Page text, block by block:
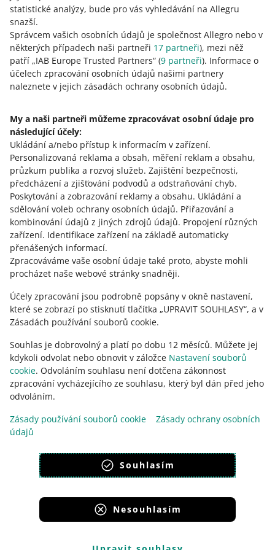
statistické analýzy, bude pro vás vyhledávání na Allegru
snazší.
Správcem vašich osobních údajů je společnost Allegro nebo v
některých případech naši partneři 17 partneři), mezi něž
patří „IAB Europe Trusted Partners“ (9 partneři). Informace o
účelech zpracování osobních údajů našimi partnery
naleznete v jejich zásadách ochrany osobních údajů.
My a naši partneři můžeme zpracovávat osobní údaje pro
následující účely:
Ukládání a/nebo přístup k informacím v zařízení.
Personalizovaná reklama a obsah, měření reklam a obsahu,
průzkum publika a rozvoj služeb. Zajištění bezpečnosti,
předcházení a zjišťování podvodů a odstraňování chyb.
Poskytování a zobrazování reklamy a obsahu. Ukládání a
sdělování voleb ochrany osobních údajů. Přiřazování a
kombinování údajů z jiných zdrojů údajů. Propojení různých
zařízení. Identifikace zařízení na základě automaticky
přenášených informací.
Zpracováváme vaše osobní údaje také proto, abyste mohli
procházet naše webové stránky snadněji.
Účely zpracování jsou podrobně popsány v okně nastavení,
které se zobrazí po stisknutí tlačítka „UPRAVIT SOUHLASY“, a v
Zásadách používání souborů cookie.
Souhlas je dobrovolný a platí po dobu 12 měsíců. Můžete jej
kdykoli odvolat nebo obnovit v záložce Nastavení souborů
cookie. Odvoláním souhlasu není dotčena zákonnost
zpracování vycházejícího ze souhlasu, který byl dán před jeho
odvoláním.
Zásady používání souborů cookie
Zásady ochrany osobních
údajů
Souhlasím
Nesouhlasím
účet
Global
účet Ping
Pong
účet LianLian Global
přidat pro druhý bankovní účet
účet
LianLian
Global
účet Ping
Pong
účet Ping Pong
Jaké platební metody může prodejce
přidat pro druhý bankovní účet
bankovní
účet
účet Ping
Pong
Jaké platební metody může prodejce
přidat pro druhý bankovní účet
platební metoda
není k dispozici
účet Payoneer
Jaké platební metody může prodejce
přidat pro druhý bankovní účet
platební metoda
Ano – pokud je ve formuláři pro aktivaci výplaty k
dispozicidvoumístný kód země, ve které máte svůj
bankovní účet.
Pokud zde nemůžete najít kód své země nebo si chcete
vybrat finanční prostředky z Przelewy24, kontaktujte nás.
Potřebujete pomoc?
KONTAKTUJTE NÁS
Portály skupiny Allegro
Allegro.sk Allegro.hu Onedelivery.cz